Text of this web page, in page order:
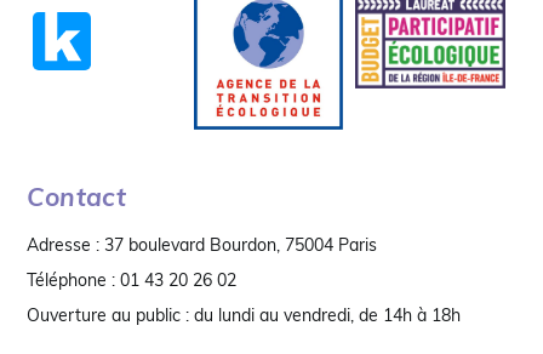
Contact
Adresse : 37 boulevard Bourdon, 75004 Paris
Téléphone : 01 43 20 26 02
Ouverture au public : du lundi au vendredi, de 14h à 18h